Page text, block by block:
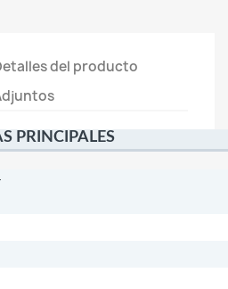
del producto
PRINCIPALES